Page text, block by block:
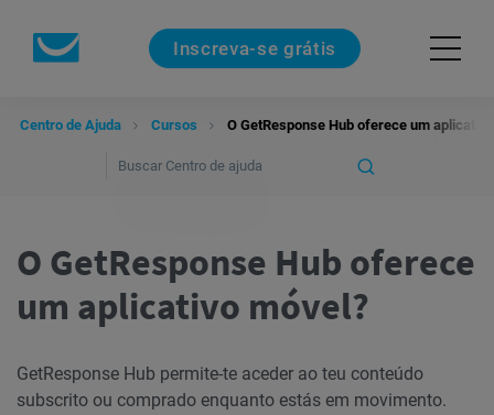
Inscreva-se grátis
Centro de Ajuda Cursos O GetResponse Hub oferece um
O GetResponse Hub oferece
um aplicativo móvel?
GetResponse Hub permite-te aceder ao teu conteúdo
subscrito ou comprado enquanto estás em movimento.